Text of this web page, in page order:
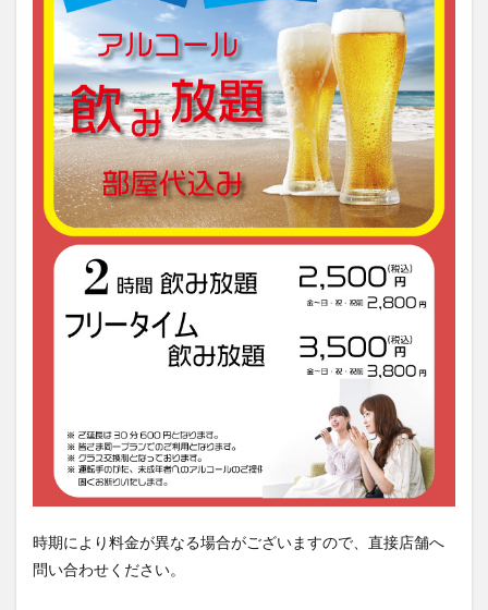
時期により料金が異なる場合がございますので、直接店舗へ
問い合わせください。